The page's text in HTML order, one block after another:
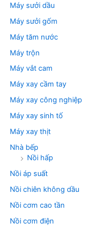
Máy sưởi dầu
Máy sưởi gốm
Máy tăm nước
Máy trộn
Máy vắt cam
Máy xay cầm tay
Máy xay công nghiệp
Máy xay sinh tố
Máy xay thịt
Nhà bếp
Nồi hấp
Nồi áp suất
Nồi chiên không dầu
Nồi cơm cao tần
Nồi cơm điện